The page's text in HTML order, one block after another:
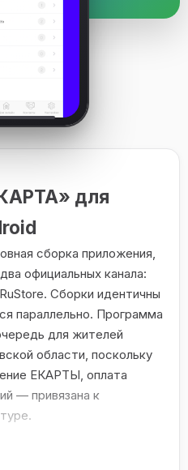
для
сборка приложения,
официальных канала:
Сборки идентичны
параллельно. Программа
для жителей
области, поскольку
ЕКАРТЫ, оплата
— привязана к